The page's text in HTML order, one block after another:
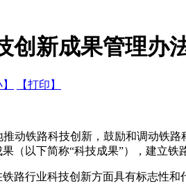
创新成果管理办
【打印】
动铁路科技创新，鼓励和调动铁路
（以下简称“科技成果”），建立
路行业科技创新方面具有标志性和